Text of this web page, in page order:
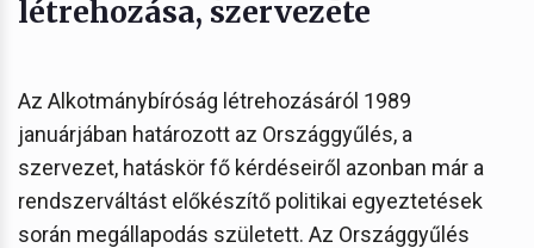
létrehozása, szervezete
Az Alkotmánybíróság létrehozásáról 1989
januárjában határozott az Országgyűlés, a
szervezet, hatáskör fő kérdéseiről azonban már a
rendszerváltást előkészítő politikai egyeztetések
során megállapodás született. Az Országgyűlés